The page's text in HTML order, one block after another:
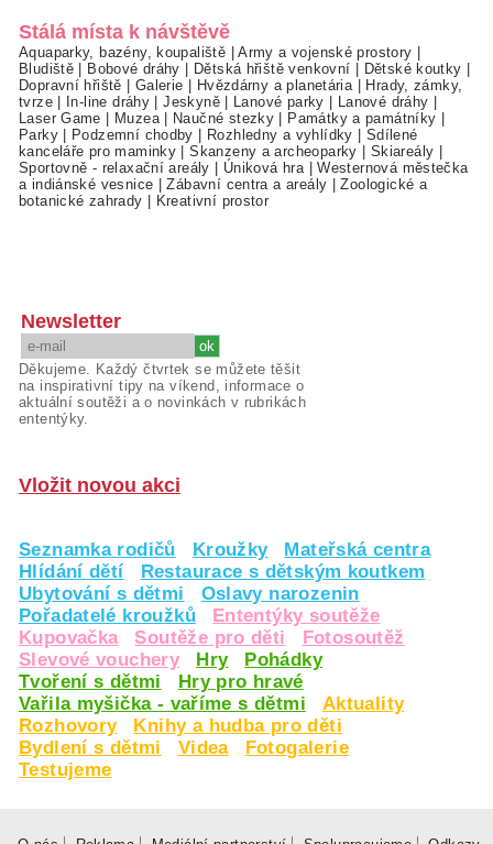
Stálá místa k návštěvě
Aquaparky, bazény, koupaliště |Army a vojenské prostory
Bludiště
Bobové dráhy Dětská hřiště venkovní Dětské koutky
Dopravní hřiště
Galerie Hvězdárny a planetária
Hrady, zámky,
tvrze| In-line dráhy |Jeskyně| Lanové parky Lanové dráhy
Laser Game
Muzea| Naučné stezky Památky a památníky
Parky| Podzemní chodby Rozhledny a vyhlídky
Sdílené
kanceláře pro maminky |Skanzeny a archeoparky Skiareály
Sportovně - relaxační areály
Úniková hra |Westernová městečka
a indiánské vesnice |Zábavní centra a areály |Zoologické a
botanické zahrady
Kreativní prostor
Newsletter
Děkujeme. Každý čtvrtek se můžete těšit
na inspirativní tipy na víkend, informace o
aktuální soutěži a o novinkách v rubrikách
ententýky.
Vložit novou akci
Seznamka rodičů Kroužky
Mateřská centra
Hlídání dětí
Restaurace s dětským koutkem
Ubytování s dětmi
Oslavy narozenin
Pořadatelé kroužků
Ententýky soutěže
Kupovačka
Soutěže pro děti
Fotosoutěž
Slevové vouchery
Hry
Pohádky
Tvoření s dětmi
Hry pro hravé
Vařila myšička - vaříme s dětmi
Aktuality
Rozhovory
Knihy a hudba pro děti
Bydlení s dětmi
Videa
Fotogalerie
Testujeme